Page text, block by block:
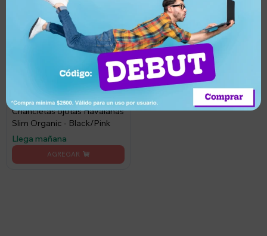
UYU713
Chancletas ojotas Havaianas
Slim Organic - Black/Pink
Llega mañana